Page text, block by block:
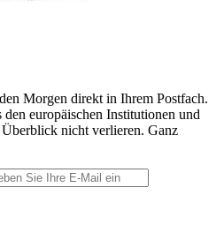
Morgen direkt in Ihrem Postfach.
europäischen Institutionen und
nicht verlieren. Ganz